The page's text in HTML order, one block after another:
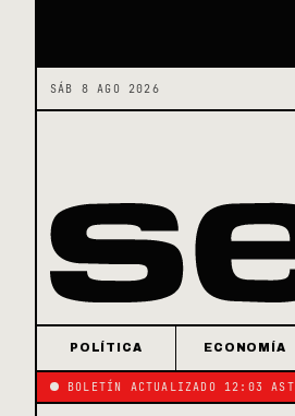
SÁB 8 AGO 2026
POLÍTICA ECONOMÍA
BOLETÍN ACTUALIZADO 12:03 AST